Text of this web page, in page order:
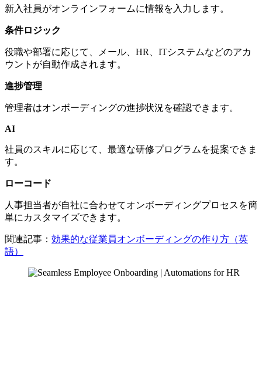
新入社員がオンラインフォームに情報を入力します。
条件ロジック
役職や部署に応じて、メール、HR、ITシステムなどのアカ
ウントが自動作成されます。
進捗管理
管理者はオンボーディングの進捗状況を確認できます。
AI
社員のスキルに応じて、最適な研修プログラムを提案できま
す。
ローコード
人事担当者が自社に合わせてオンボーディングプロセスを簡
単にカスタマイズできます。
関連記事： 効果的な従業員オンボーディングの作り方（英
語）